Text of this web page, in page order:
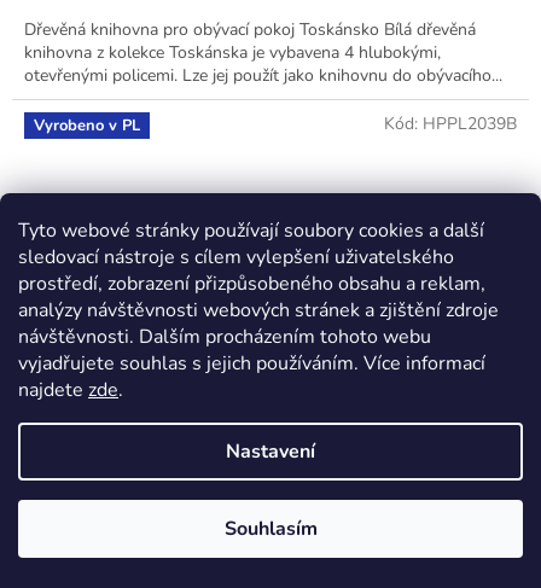
Tyto webové stránky používají soubory cookies a další
sledovací nástroje s cílem vylepšení uživatelského
prostředí, zobrazení přizpůsobeného obsahu a reklam,
analýzy návštěvnosti webových stránek a zjištění zdroje
návštěvnosti. Dalším procházením tohoto webu
vyjadřujete souhlas s jejich používáním. Více informací
najdete zde.
Nastavení
Souhlasím
Dřevěná knihovna pro obývací pokoj Toskánsko Bílá dřevěná
knihovna z kolekce Toskánska je vybavena 4 hlubokými,
otevřenými policemi. Lze jej použít jako knihovnu do obývacího...
Vyrobeno v PL
Noční stolek Toskania, bílá, rozměr 63x50x35cm
Kód: HPPL2039B